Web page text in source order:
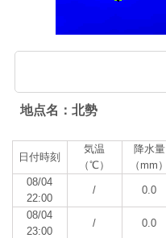
地点名：北勢
日付時刻
気温
（℃）
降水量
（mm）
08/04
22:00
/ 0.0
08/04
23:00
/ 0.0